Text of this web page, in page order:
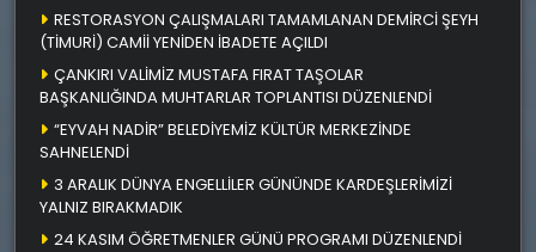
RESTORASYON ÇALIŞMALARI TAMAMLANAN DEMİRCİ ŞEYH
(TİMURİ) CAMİİ YENİDEN İBADETE AÇILDI
ÇANKIRI VALİMİZ MUSTAFA FIRAT TAŞOLAR
BAŞKANLIĞINDA MUHTARLAR TOPLANTISI DÜZENLENDİ
“EYVAH NADİR” BELEDİYEMİZ KÜLTÜR MERKEZİNDE
SAHNELENDİ
3 ARALIK DÜNYA ENGELLİLER GÜNÜNDE KARDEŞLERİMİZİ
YALNIZ BIRAKMADIK
24 KASIM ÖĞRETMENLER GÜNÜ PROGRAMI DÜZENLENDİ